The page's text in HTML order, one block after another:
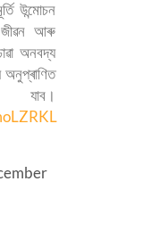
উন্মোচন
জীৱন আৰু
অনবদ্য
অনুপ্ৰাণিত